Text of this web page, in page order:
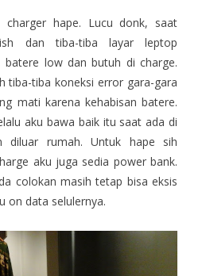
charger hape. Lucu donk, saat
dan tiba-tiba layar leptop
batere low dan butuh di charge.
tiba-tiba koneksi error gara-gara
mati karena kehabisan batere.
aku bawa baik itu saat ada di
diluar rumah. Untuk hape sih
aku juga sedia power bank.
colokan masih tetap bisa eksis
on data selulernya.